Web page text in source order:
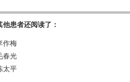
他患者还阅读了：
作梅
春光
太平